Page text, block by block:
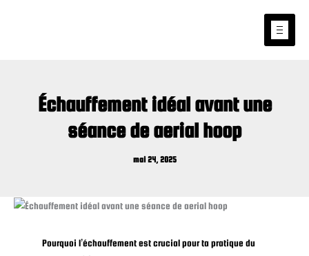
Échauffement idéal avant une
séance de aerial hoop
mai 24, 2025
Pourquoi l’échauffement est crucial pour ta pratique du